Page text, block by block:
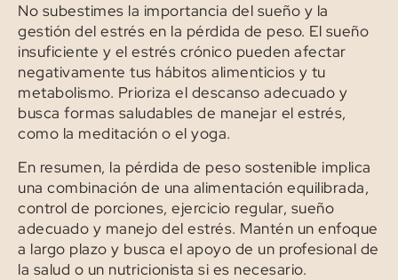
No subestimes la importancia del sueño y la
gestión del estrés en la pérdida de peso. El sueño
insuficiente y el estrés crónico pueden afectar
negativamente tus hábitos alimenticios y tu
metabolismo. Prioriza el descanso adecuado y
busca formas saludables de manejar el estrés,
como la meditación o el yoga.
En resumen, la pérdida de peso sostenible implica
una combinación de una alimentación equilibrada,
control de porciones, ejercicio regular, sueño
adecuado y manejo del estrés. Mantén un enfoque
a largo plazo y busca el apoyo de un profesional de
la salud o un nutricionista si es necesario.